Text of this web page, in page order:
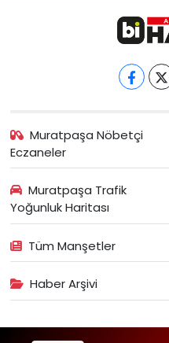
Muratpaşa Nöbetçi
Eczaneler
Muratpaşa Trafik
Yoğunluk Haritası
Tüm Manşetler
Haber Arşivi